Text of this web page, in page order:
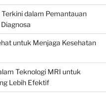
Terkini dalam Pemantauan
untuk Menjaga Kesehatan
Teknologi MRI untuk
Lebih Efektif